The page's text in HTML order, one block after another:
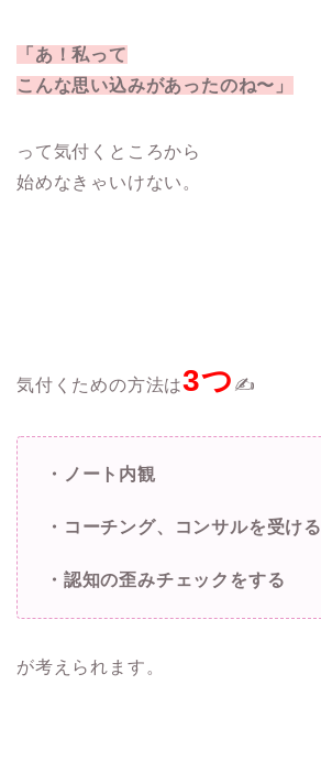
「あ！私って
こんな思い込みがあったのね〜」
って気付くところから
始めなきゃいけない。
気付くための方法は3つ ✍️
・ノート内観
・コーチング、コンサルを受ける
・認知の歪みチェックをする
が考えられます。